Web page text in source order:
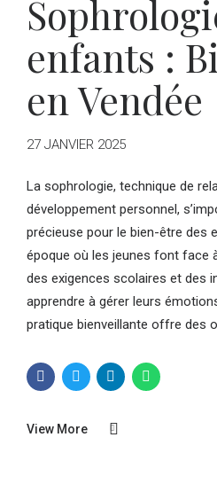
enfants :
en Vendée
27 JANVIER 2025
La sophrologie, technique de
développement personnel,
précieuse pour le bien-être des
époque où les jeunes font face
des exigences scolaires et des
apprendre à gérer leurs
pratique bienveillante offre des
View More